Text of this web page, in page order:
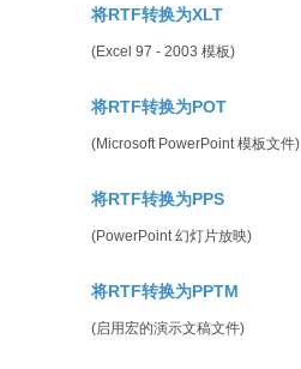
将RTF转换为XLT
(Excel 97 - 2003 模板)
将RTF转换为POT
(Microsoft PowerPoint 模板文件)
将RTF转换为PPS
(PowerPoint 幻灯片放映)
将RTF转换为PPTM
(启用宏的演示文稿文件)